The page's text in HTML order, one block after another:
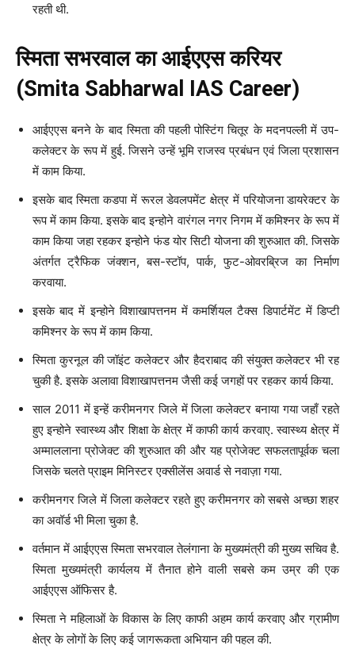
रहती थी.
स्मिता सभरवाल का आईएएस करियर
(Smita Sabharwal IAS Career)
आईएएस बनने के बाद स्मिता की पहली पोस्टिंग चितूर के मदनपल्ली में उप-
कलेक्टर के रूप में हुई. जिसने उन्हें भूमि राजस्व प्रबंधन एवं जिला प्रशासन
में काम किया.
इसके बाद स्मिता कडपा में रूरल डेवलपमेंट क्षेत्र में परियोजना डायरेक्टर के
रूप में काम किया. इसके बाद इन्होने वारंगल नगर निगम में कमिश्नर के रूप में
काम किया जहा रहकर इन्होने फंड योर सिटी योजना की शुरुआत की. जिसके
अंतर्गत ट्रैफिक जंक्शन, बस-स्टॉप, पार्क, फुट-ओवरब्रिज का निर्माण
करवाया.
इसके बाद में इन्होने विशाखापत्तनम में कमर्शियल टैक्स डिपार्टमेंट में डिप्टी
कमिश्नर के रूप में काम किया.
स्मिता कुरनूल की जॉइंट कलेक्टर और हैदराबाद की संयुक्त कलेक्टर भी रह
चुकी है. इसके अलावा विशाखापत्तनम जैसी कई जगहों पर रहकर कार्य किया.
साल 2011 में इन्हें करीमनगर जिले में जिला कलेक्टर बनाया गया जहाँ रहते
हुए इन्होने स्वास्थ्य और शिक्षा के क्षेत्र में काफी कार्य करवाए. स्वास्थ्य क्षेत्र में
अम्माललाना प्रोजेक्‍ट की शुरुआत की और यह प्रोजेक्ट सफलतापूर्वक चला
जिसके चलते प्राइम मिनिस्टर एक्सीलेंस अवार्ड से नवाज़ा गया.
करीमनगर जिले में जिला कलेक्टर रहते हुए करीमनगर को सबसे अच्छा शहर
का अवॉर्ड भी मिला चुका है.
वर्तमान में आईएएस स्मिता सभरवाल तेलंगाना के मुख्यमंत्री की मुख्य सचिव है.
स्मिता मुख्यमंत्री कार्यलय में तैनात होने वाली सबसे कम उम्र की एक
आईएएस ऑफिसर है.
स्मिता ने महिलाओं के विकास के लिए काफी अहम कार्य करवाए और ग्रामीण
क्षेत्र के लोगों के लिए कई जागरूकता अभियान की पहल की.